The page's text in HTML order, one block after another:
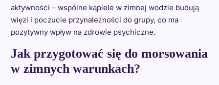
aktywności – wspólne kąpiele w zimnej wodzie budują
więzi i poczucie przynależności do grupy, co ma
pozytywny wpływ na zdrowie psychiczne.
Jak przygotować się do morsowania
w zimnych warunkach?